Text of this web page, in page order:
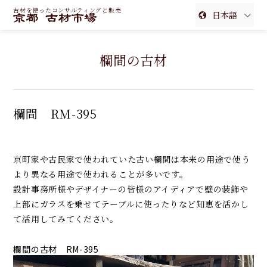
古材を使ったコンサルティングと販売
日本語
繁体中文
欄間の古材
欄間 RM-395
京町家や古民家で使われていた古い欄間は本来の用途で使う
より異なる用途で使われることが多いです。
設計事務所様やデザイナーの皆様のアイディアで壁の装飾や
上部にガラスを乗せてテーブルに使ったりなど知恵を活かし
て活用してみてください。
欄間の古材 RM-395